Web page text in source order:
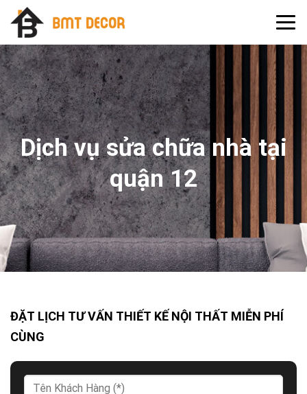
Dịch vụ sửa chữa nhà tại
quận 12
ĐẶT LỊCH TƯ VẤN THIẾT KẾ NỘI THẤT MIỄN PHÍ
CÙNG